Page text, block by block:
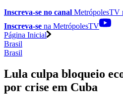
Inscreva-se no canal MetrópolesTV
Inscreva-se na MetrópolesTV
Página Inicial
Brasil
Brasil
Lula culpa bloqueio
por crise em Cuba